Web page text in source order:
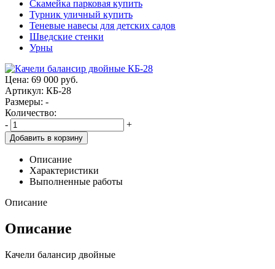
Скамейка парковая купить
Турник уличный купить
Теневые навесы для детских садов
Шведские стенки
Урны
Цена: 69 000 руб.
Артикул: КБ-28
Размеры: -
Количество:
-
+
Добавить в корзину
Описание
Характеристики
Выполненные работы
Описание
Описание
Качели балансир двойные